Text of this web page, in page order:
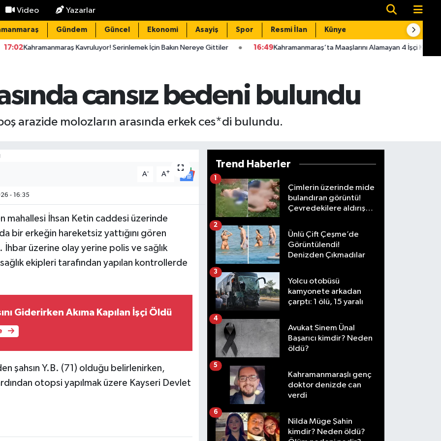
Video Yazarlar
Gündem Güncel Ekonomi Asayiş Spor Resmi İlan Künye
Kavruluyor! Serinlemek İçin Bakın Nereye Gittiler 16:49 Kahramanmaraş’ta Maaşlarını Alamayan 4 İşçi Kule Vince Çıktı!
cansız bedeni bulundu
arazide molozların arasında erkek ces*di bulundu.
A- A+
- 16:35
mahallesi İhsan Ketin caddesi üzerinde
bir erkeğin hareketsiz yattığını gören
üzerine olay yerine polis ve sağlık
ekipleri tarafından yapılan kontrollerde
Giderirken Akıma Kapılan İşçi Öldü
şahsın Y.B. (71) olduğu belirlenirken,
otopsi yapılmak üzere Kayseri Devlet
Trend Haberler
Çimlerin üzerinde mide
bulandıran görüntü!
Çevredekilere aldırış
1
Ünlü Çift Çeşme’de
Görüntülendi!
Denizden Çıkmadılar
2
Yolcu otobüsü
kamyonete arkadan
çarptı: 1 ölü, 15 yaralı
3
Avukat Sinem Ünal
Başarıcı kimdir? Neden
öldü?
4
Kahramanmaraşlı genç
doktor denizde can
verdi
5
Nilda Müge Şahin
kimdir? Neden öldü?
6